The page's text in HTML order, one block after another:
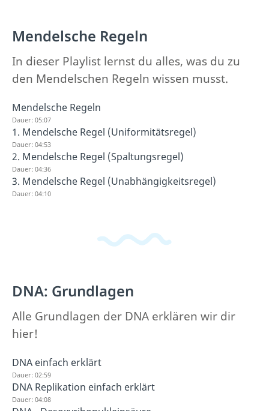
Mendelsche Regeln
In dieser Playlist lernst du alles, was du zu
den Mendelschen Regeln wissen musst.
Mendelsche Regeln
Dauer: 05:07
1. Mendelsche Regel (Uniformitätsregel)
Dauer: 04:53
2. Mendelsche Regel (Spaltungsregel)
Dauer: 04:36
3. Mendelsche Regel (Unabhängigkeitsregel)
Dauer: 04:10
DNA: Grundlagen
Alle Grundlagen der DNA erklären wir dir
hier!
DNA einfach erklärt
Dauer: 02:59
DNA Replikation einfach erklärt
Dauer: 04:08